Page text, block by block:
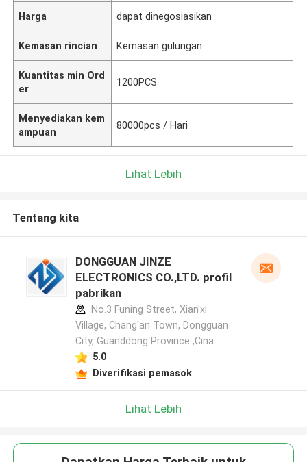
Harga dapat dinegosiasikan
Kemasan rincian Kemasan gulungan
Kuantitas min Ord
er
1200PCS
Menyediakan kem
ampuan
80000pcs / Hari
Lihat Lebih
Tentang kita
DONGGUAN JINZE
ELECTRONICS CO.,LTD. profil
pabrikan
No.3 Funing Street, Xian'xi
Village, Chang'an Town, Dongguan
City, Guanddong Province ,Cina
5.0
Diverifikasi pemasok
Lihat Lebih